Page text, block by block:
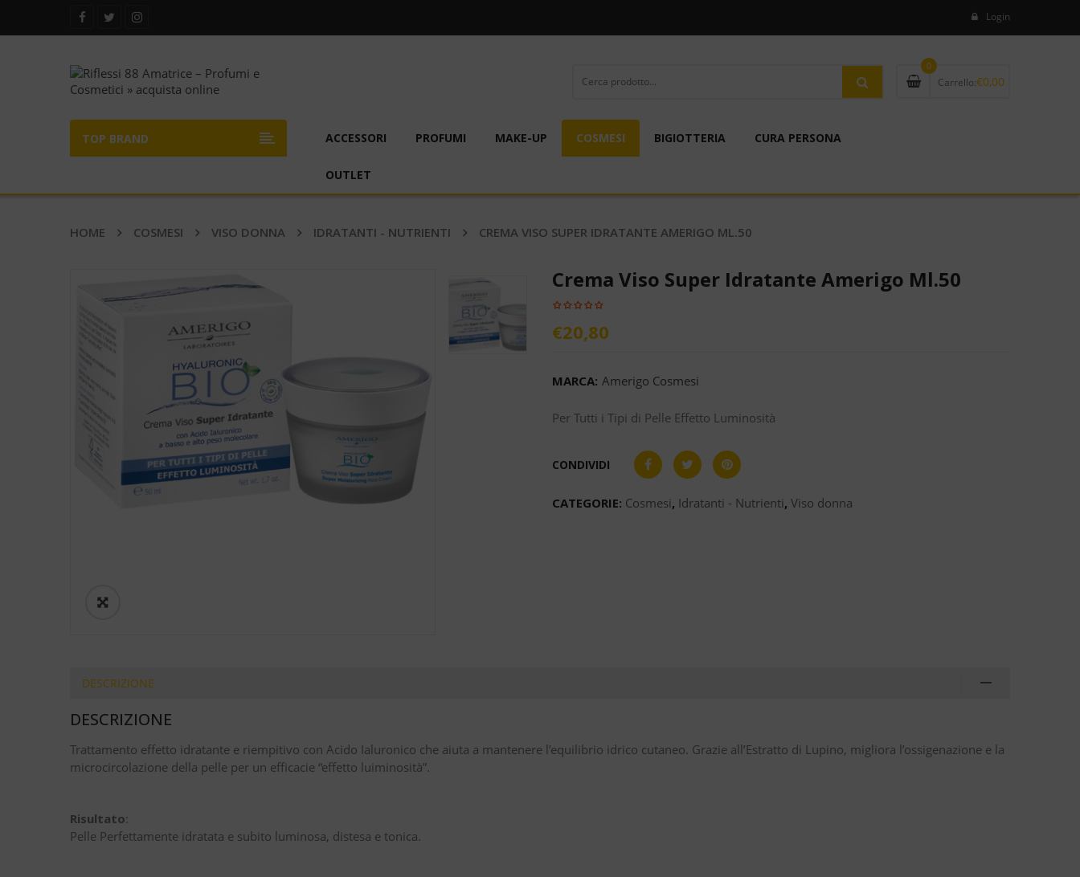
Login
0
Carrello:€0,00
TOP BRAND ACCESSORI PROFUMI MAKE-UP COSMESI BIGIOTTERIA CURA PERSONA
OUTLET
HOME COSMESI VISO DONNA IDRATANTI - NUTRIENTI CREMA VISO SUPER IDRATANTE AMERIGO ML.50
Crema Viso Super Idratante Amerigo Ml.50
€20,80
MARCA: Amerigo Cosmesi
Per Tutti i Tipi di Pelle Effetto Luminosità
CONDIVIDI
CATEGORIE: Cosmesi, Idratanti - Nutrienti, Viso donna
DESCRIZIONE
DESCRIZIONE
Trattamento effetto idratante e riempitivo con Acido Ialuronico che aiuta a mantenere l’equilibrio idrico cutaneo. Grazie all’Estratto di Lupino, migliora l’ossigenazione e la
microcircolazione della pelle per un efficacie “effetto luiminosità”.
Risultato:
Pelle Perfettamente idratata e subito luminosa, distesa e tonica.